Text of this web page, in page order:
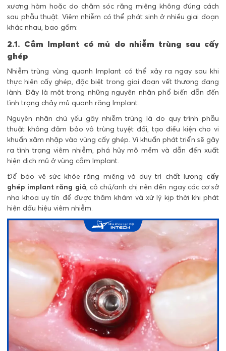
xương hàm hoặc do chăm sóc răng miệng không đúng cách
sau phẫu thuật. Viêm nhiễm có thể phát sinh ở nhiều giai đoạn
khác nhau, bao gồm:
2.1. Cắm Implant có mủ do nhiễm trùng sau cấy
ghép
Nhiễm trùng vùng quanh Implant có thể xảy ra ngay sau khi
thực hiện cấy ghép, đặc biệt trong giai đoạn vết thương đang
lành. Đây là một trong những nguyên nhân phổ biến dẫn đến
tình trạng chảy mủ quanh răng Implant.
Nguyên nhân chủ yếu gây nhiễm trùng là do quy trình phẫu
thuật không đảm bảo vô trùng tuyệt đối, tạo điều kiện cho vi
khuẩn xâm nhập vào vùng cấy ghép. Vi khuẩn phát triển sẽ gây
ra tình trạng viêm nhiễm, phá hủy mô mềm và dẫn đến xuất
hiện dịch mủ ở vùng cắm Implant.
Để bảo vệ sức khỏe răng miệng và duy trì chất lượng cấy
ghép implant răng giả, cô chú/anh chị nên đến ngay các cơ sở
nha khoa uy tín để được thăm khám và xử lý kịp thời khi phát
hiện dấu hiệu viêm nhiễm.